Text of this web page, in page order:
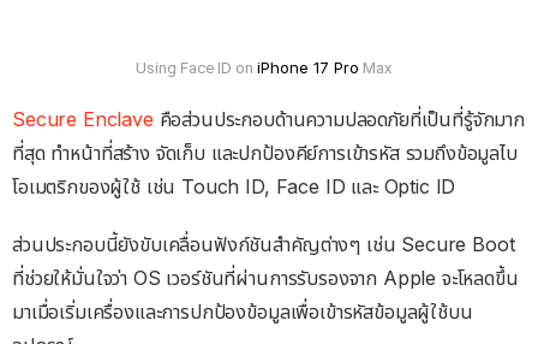
Using Face ID on iPhone 17 Pro Max
Secure Enclave คือส่วนประกอบด้านความปลอดภัยที่เป็นที่รู้จักมาก
ที่สุด ทำหน้าที่สร้าง จัดเก็บ และปกป้องคีย์การเข้ารหัส รวมถึงข้อมูลไบ
โอเมตริกของผู้ใช้ เช่น Touch ID, Face ID และ Optic ID
ส่วนประกอบนี้ยังขับเคลื่อนฟังก์ชันสำคัญต่างๆ เช่น Secure Boot
ที่ช่วยให้มั่นใจว่า OS เวอร์ชันที่ผ่านการรับรองจาก Apple จะโหลดขึ้น
มาเมื่อเริ่มเครื่องและการปกป้องข้อมูลเพื่อเข้ารหัสข้อมูลผู้ใช้บน